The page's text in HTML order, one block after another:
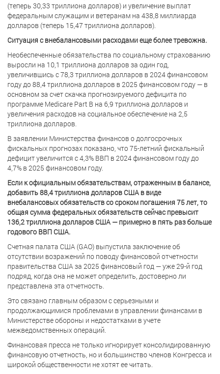
(теперь 30,33 триллиона долларов) и увеличение выплат
федеральным служащим и ветеранам на 438,8 миллиарда
долларов (теперь 15,47 триллиона долларов).
Ситуация с внебалансовыми расходами еще более тревожна.
Необеспеченные обязательства по социальному страхованию
выросли на 10,1 триллиона долларов за один год,
увеличившись с 78,3 триллиона долларов в 2024 финансовом
году до 88,4 триллиона долларов в 2025 финансовом году — в
основном за счет скачка прогнозируемого дефицита по
программе Medicare Part B на 6,9 триллиона долларов и
увеличения расходов на социальное обеспечение на 2,5
триллиона долларов.
В заявлении Министерства финансов о долгосрочных
фискальных прогнозах показано, что 75-летний фискальный
дефицит увеличится с 4,3% ВВП в 2024 финансовом году до
4,7% в 2025 финансовом году.
Если к официальным обязательствам, отраженным в балансе,
добавить 88,4 триллиона долларов США в виде
внебалансовых обязательств со сроком погашения 75 лет, то
общая сумма федеральных обязательств сейчас превысит
136,2 триллиона долларов США — примерно в пять раз больше
годового ВВП США.
Счетная палата США (GAO) выпустила заключение об
отсутствии возражений по поводу финансовой отчетности
правительства США за 2025 финансовый год — уже 29-й год
подряд, когда она не может определить, достоверно ли
представлена эта отчетность.
Это связано главным образом с серьезными и
продолжающимися проблемами в управлении финансами в
Министерстве обороны и недостатками в учете
межведомственных операций.
Финансовая пресса не только игнорирует консолидированную
финансовую отчетность, но и большинство членов Конгресса и
широкой общественности не хотят ее читать.